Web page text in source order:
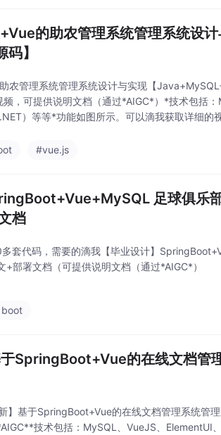
的助农管理系统管理系统设
】
农管理系统管理系统设计与实现【
，可提供说明文档（通过*AIGC*）*技术包括：
）等等*功能如图所示。可以滴我获取详细的
#vue.js
足球俱乐
档
套代码，需要的滴我【毕业设计】
部署文档（可提供说明文档（通过*AIGC*）
于SpringBoot+Vue的在线文档管
】基于SpringBoot+Vue的在线文档管理系统管
技术包括：MySQL、VueJS、ElementUI